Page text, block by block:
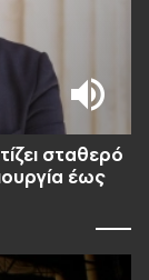
σταθερό
έως